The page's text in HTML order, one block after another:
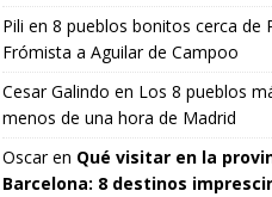
Pili en 8 pueblos bonitos cerca de
Frómista a Aguilar de Campoo
Cesar Galindo en Los 8 pueblos
menos de una hora de Madrid
Oscaren Qué visitar en la
Barcelona: 8 destinos